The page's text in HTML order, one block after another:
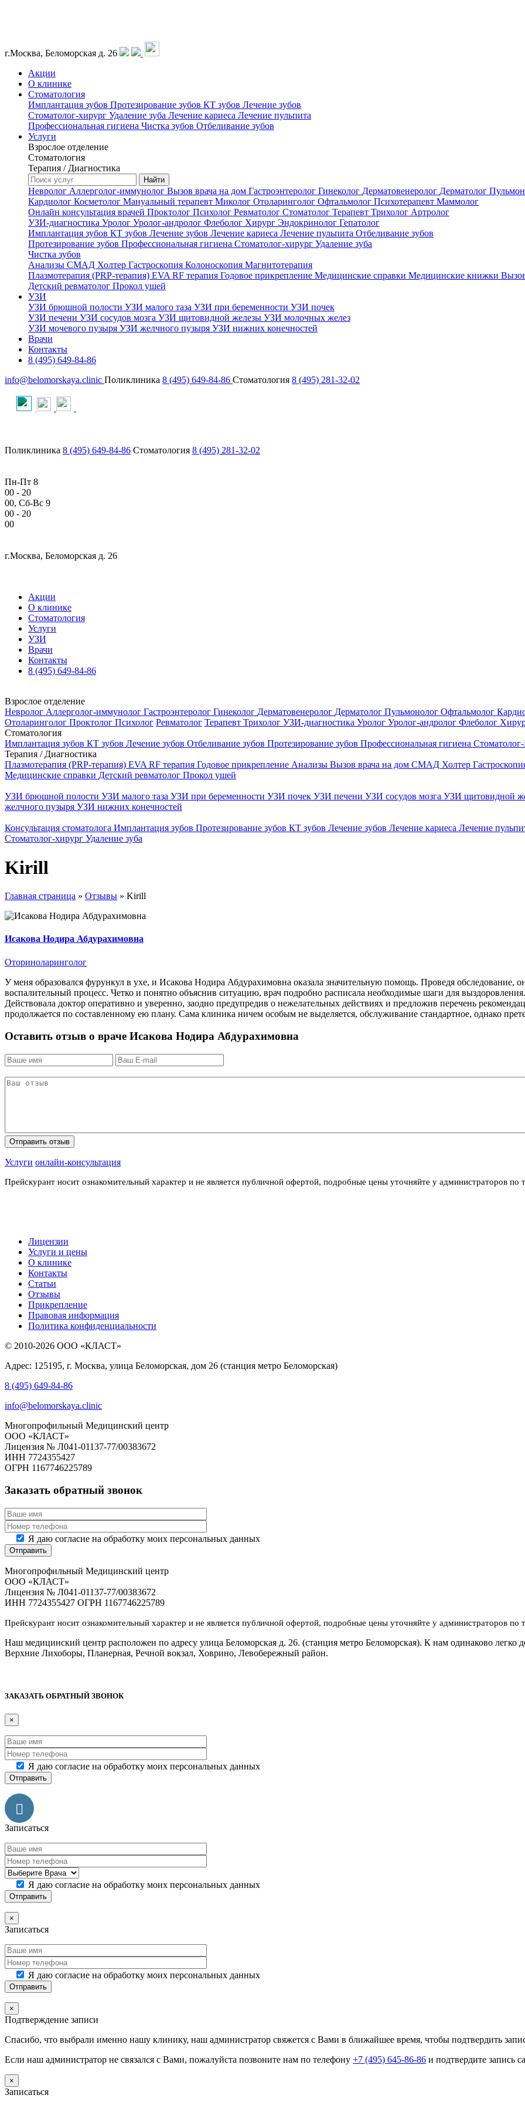
г.Москва, Беломорская д. 26
Акции
О клинике
Стоматология
Имплантация зубов Протезирование зубов КТ зубов Лечение зубов
Стоматолог-хирург Удаление зуба Лечение кариеса Лечение пульпита
Профессиональная гигиена Чистка зубов Отбеливание зубов
Услуги
Взрослое отделение
Стоматология
Терапия / Диагностика
Невролог Аллерголог-иммунолог Вызов врача на дом Гастроэнтеролог Гинеколог Дерматовенеролог Дерматолог
Кардиолог Косметолог Мануальный терапевт Миколог Отоларинголог Офтальмолог Психотерапевт Маммолог
Онлайн консультация врачей Проктолог Психолог Ревматолог Стоматолог Терапевт Трихолог Артролог
УЗИ-диагностика Уролог Уролог-андролог Флеболог Хирург Эндокринолог Гепатолог
Имплантация зубов КТ зубов Лечение зубов Лечение кариеса Лечение пульпита Отбеливание зубов
Протезирование зубов Профессиональная гигиена Стоматолог-хирург Удаление зуба
Чистка зубов
Анализы СМАД Холтер Гастроскопия Колоноскопия Магнитотерапия
Плазмотерапия (PRP-терапия) EVA RF терапия Годовое прикрепление Медицинские справки Медицинские книжки
Детский ревматолог Прокол ушей
УЗИ
УЗИ брюшной полости УЗИ малого таза УЗИ при беременности УЗИ почек
УЗИ печени УЗИ сосудов мозга УЗИ щитовидной железы УЗИ молочных желез
УЗИ мочевого пузыря УЗИ желчного пузыря УЗИ нижних конечностей
Врачи
Контакты
8 (495) 649-84-86
info@belomorskaya.clinic Поликлиника 8 (495) 649-84-86 Стоматология 8 (495) 281-32-02
Поликлиника 8 (495) 649-84-86 Стоматология 8 (495) 281-32-02
Пн-Пт 8
00 - 20
00, Сб-Вс 9
00 - 20
00
г.Москва, Беломорская д. 26
Акции
О клинике
Стоматология
Услуги
УЗИ
Врачи
Контакты
8 (495) 649-84-86
Взрослое отделение
Невролог Аллерголог-иммунолог Гастроэнтеролог Гинеколог Дерматовенеролог Дерматолог Пульмонолог Офтальмолог
Отоларинголог Проктолог Психолог Ревматолог Терапевт Трихолог УЗИ-диагностика Уролог Уролог-андролог Флеболог
Стоматология
Имплантация зубов КТ зубов Лечение зубов Отбеливание зубов Протезирование зубов Профессиональная гигиена
Терапия / Диагностика
Плазмотерапия (PRP-терапия) EVA RF терапия Годовое прикрепление Анализы Вызов врача на дом СМАД Холтер
Медицинские справки Детский ревматолог Прокол ушей
УЗИ брюшной полости УЗИ малого таза УЗИ при беременности УЗИ почек УЗИ печени УЗИ сосудов мозга УЗИ щитовидной
желчного пузыря УЗИ нижних конечностей
Консультация стоматолога Имплантация зубов Протезирование зубов КТ зубов Лечение зубов Лечение кариеса Лечение
Стоматолог-хирург Удаление зуба
Kirill
Главная страница » Отзывы » Kirill
Исакова Нодира Абдурахимовна
Оториноларинголог
У меня образовался фурункул в ухе, и Исакова Нодира Абдурахимовна оказала значительную помощь. Проведя обследование,
воспалительный процесс. Четко и понятно объяснив ситуацию, врач подробно расписала необходимые шаги для
Действовала доктор оперативно и уверенно, заодно предупредив о нежелательных действиях и предложив перечень
продолжается по составленному ею плану. Сама клиника ничем особым не выделяется, обслуживание стандартное, однако
Оставить отзыв о враче Исакова Нодира Абдурахимовна
Услуги онлайн-консультация
Прейскурант носит ознакомительный характер и не является публичной офертой, подробные цены уточняйте у администраторов по
Лицензии
Услуги и цены
О клинике
Контакты
Статьи
Отзывы
Прикрепление
Правовая информация
Политика конфиденциальности
© 2010-2026 ООО «КЛАСТ»
Адрес: 125195, г. Москва, улица Беломорская, дом 26 (станция метро Беломорская)
8 (495) 649-84-86
info@belomorskaya.clinic
Многопрофильный Медицинский центр
ООО «КЛАСТ»
Лицензия № Л041-01137-77/00383672
ИНН 7724355427
ОГРН 1167746225789
Заказать обратный звонок
Я даю согласие на обработку моих персональных данных
Многопрофильный Медицинский центр
ООО «КЛАСТ»
Лицензия № Л041-01137-77/00383672
ИНН 7724355427 ОГРН 1167746225789
Прейскурант носит ознакомительный характер и не является публичной офертой, подробные цены уточняйте у администраторов по
Наш медицинский центр расположен по адресу улица Беломорская д. 26. (станция метро Беломорская). К нам одинаково легко
Верхние Лихоборы, Планерная, Речной вокзал, Ховрино, Левобережный район.
ЗАКАЗАТЬ ОБРАТНЫЙ ЗВОНОК
×
Я даю согласие на обработку моих персональных данных
Записаться
Я даю согласие на обработку моих персональных данных
×
Записаться
Я даю согласие на обработку моих персональных данных
×
Подтверждение записи
Спасибо, что выбрали именно нашу клинику, наш администратор свяжется с Вами в ближайшее время, чтобы подтвердить
Если наш администратор не связался с Вами, пожалуйста позвоните нам по телефону +7 (495) 645-86-86 и подтвердите запись
×
Записаться